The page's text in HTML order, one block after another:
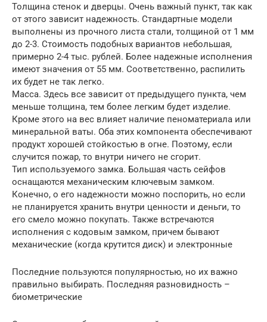
Толщина стенок и дверцы. Очень важный пункт, так как
от этого зависит надежность. Стандартные модели
выполнены из прочного листа стали, толщиной от 1 мм
до 2-3. Стоимость подобных вариантов небольшая,
примерно 2-4 тыс. рублей. Более надежные исполнения
имеют значения от 55 мм. Соответственно, распилить
их будет не так легко.
Масса. Здесь все зависит от предыдущего пункта, чем
меньше толщина, тем более легким будет изделие.
Кроме этого на вес влияет наличие пеноматериала или
минеральной ваты. Оба этих компонента обеспечивают
продукт хорошей стойкостью в огне. Поэтому, если
случится пожар, то внутри ничего не сгорит.
Тип используемого замка. Большая часть сейфов
оснащаются механическим ключевым замком.
Конечно, о его надежности можно поспорить, но если
не планируется хранить внутри ценности и деньги, то
его смело можно покупать. Также встречаются
исполнения с кодовым замком, причем бывают
механические (когда крутится диск) и электронные
Последние пользуются популярностью, но их важно
правильно выбирать. Последняя разновидность –
биометрические